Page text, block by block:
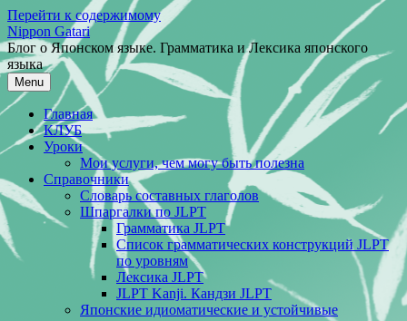
Перейти к содержимому
Nippon Gatari
Блог о Японском языке. Грамматика и Лексика японского
языка
Menu
Главная
КЛУБ
Уроки
Мои услуги, чем могу быть полезна
Справочники
Словарь составных глаголов
Шпаргалки по JLPT
Грамматика JLPT
Список грамматических конструкций JLPT
по уровням
Лексика JLPT
JLPT Kanji. Кандзи JLPT
Японские идиоматические и устойчивые